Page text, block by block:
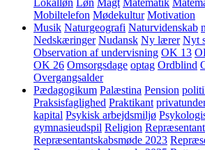
Lokalløn Løn Magt Matematik
Mobiltelefon Mødekultur Motivation
Musik Naturgeografi Naturvidenskab
Nedskæringer Nudansk Ny lærer Nyt
Observation af undervisning OK 13
OK 26 Omsorgsdage optag Ordblind
Overgangsalder
Pædagogikum Palæstina Pension
Praksisfaglighed Praktikant
kapital Psykisk arbejdsmiljø
gymnasieudspil Religion
Repræsentantskabsmøde 2023